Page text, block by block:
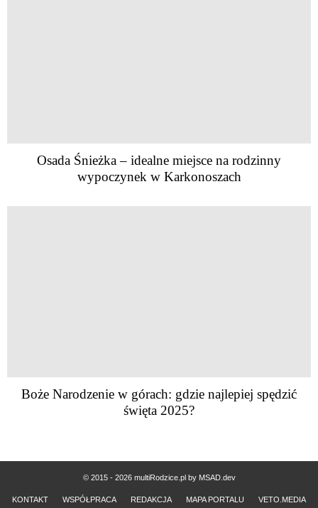
Osada Śnieżka – idealne miejsce na rodzinny
wypoczynek w Karkonoszach
Boże Narodzenie w górach: gdzie najlepiej spędzić
święta 2025?
© 2015 - 2026 multiRodzice.pl by MSAD.dev
KONTAKT WSPÓŁPRACA REDAKCJA MAPA PORTALU VETO.MEDIA